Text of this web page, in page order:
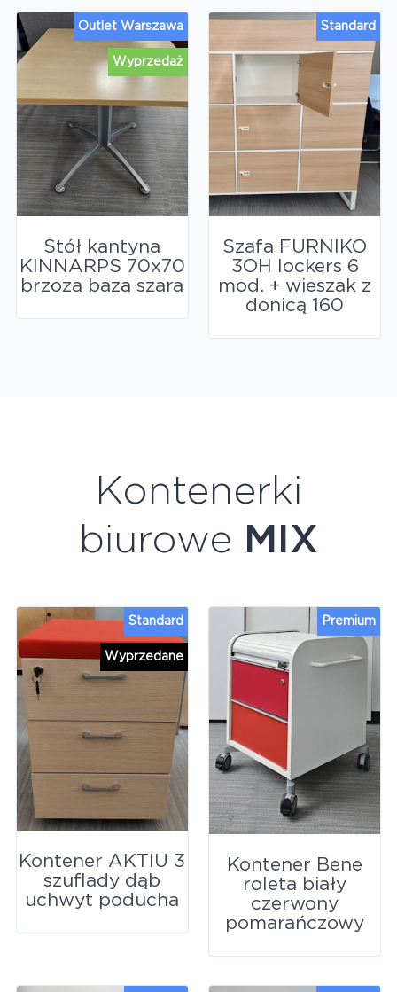
Wyprzedaż
Outlet Warszawa
Stół kantyna
KINNARPS 70x70
brzoza baza szara
Standard
Szafa FURNIKO
3OH lockers 6
mod. + wieszak z
donicą 160
Kontenerki
biurowe MIX
Wyprzedane
Standard
Kontener AKTIU 3
szuflady dąb
uchwyt poducha
Premium
Kontener Bene
roleta biały
czerwony
pomarańczowy